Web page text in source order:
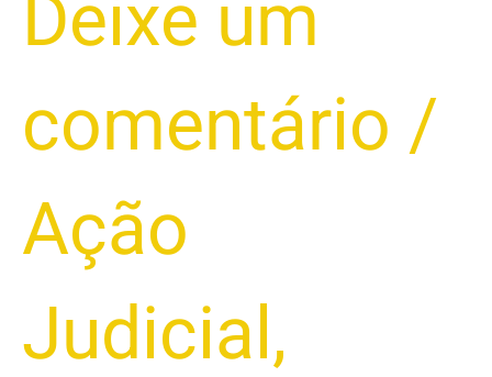
Deixe um
comentário /
Ação
Judicial ,
perder
para
2025